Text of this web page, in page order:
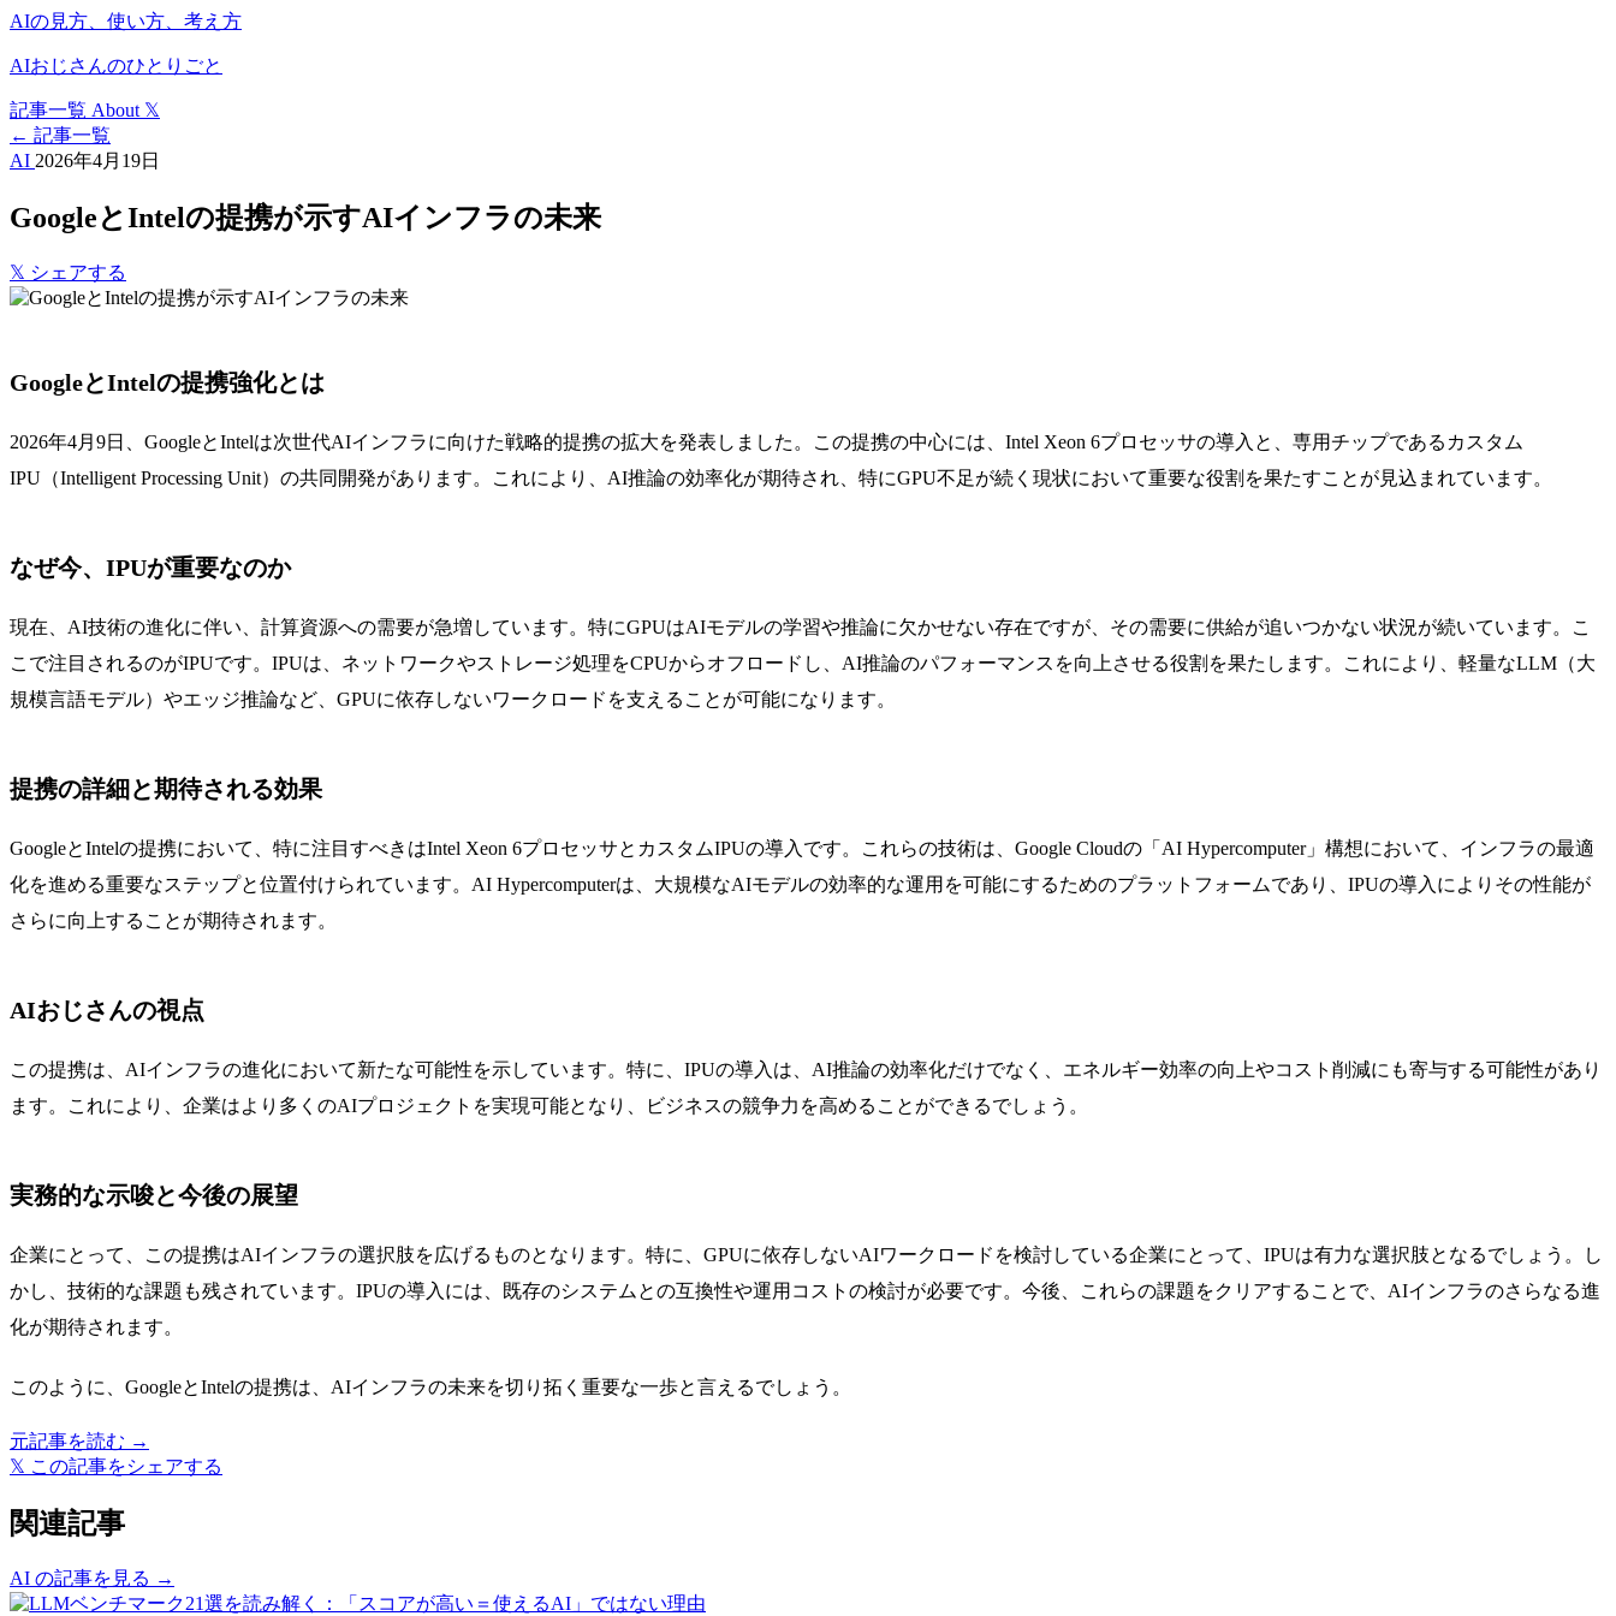
AIの見方、使い方、考え方
AIおじさんのひとりごと
記事一覧 About 𝕏
← 記事一覧
AI 2026年4月19日
GoogleとIntelの提携が示すAIインフラの未来
𝕏 シェアする
GoogleとIntelの提携強化とは
2026年4月9日、GoogleとIntelは次世代AIインフラに向けた戦略的提携の拡大を発表しました。この提携の中心には、Intel Xeon 6プロセッサの導入と、専用チップであるカスタム
IPU（Intelligent Processing Unit）の共同開発があります。これにより、AI推論の効率化が期待され、特にGPU不足が続く現状において重要な役割を果たすことが見込まれています。
なぜ今、IPUが重要なのか
現在、AI技術の進化に伴い、計算資源への需要が急増しています。特にGPUはAIモデルの学習や推論に欠かせない存在ですが、その需要に供給が追いつかない状況が続いています。こ
こで注目されるのがIPUです。IPUは、ネットワークやストレージ処理をCPUからオフロードし、AI推論のパフォーマンスを向上させる役割を果たします。これにより、軽量なLLM（大
規模言語モデル）やエッジ推論など、GPUに依存しないワークロードを支えることが可能になります。
提携の詳細と期待される効果
GoogleとIntelの提携において、特に注目すべきはIntel Xeon 6プロセッサとカスタムIPUの導入です。これらの技術は、Google Cloudの「AI Hypercomputer」構想において、インフラの最適
化を進める重要なステップと位置付けられています。AI Hypercomputerは、大規模なAIモデルの効率的な運用を可能にするためのプラットフォームであり、IPUの導入によりその性能が
さらに向上することが期待されます。
AIおじさんの視点
この提携は、AIインフラの進化において新たな可能性を示しています。特に、IPUの導入は、AI推論の効率化だけでなく、エネルギー効率の向上やコスト削減にも寄与する可能性があり
ます。これにより、企業はより多くのAIプロジェクトを実現可能となり、ビジネスの競争力を高めることができるでしょう。
実務的な示唆と今後の展望
企業にとって、この提携はAIインフラの選択肢を広げるものとなります。特に、GPUに依存しないAIワークロードを検討している企業にとって、IPUは有力な選択肢となるでしょう。し
かし、技術的な課題も残されています。IPUの導入には、既存のシステムとの互換性や運用コストの検討が必要です。今後、これらの課題をクリアすることで、AIインフラのさらなる進
化が期待されます。
このように、GoogleとIntelの提携は、AIインフラの未来を切り拓く重要な一歩と言えるでしょう。
元記事を読む →
𝕏 この記事をシェアする
関連記事
AI の記事を見る →